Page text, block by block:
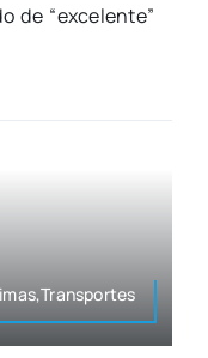
de “exce­len­te”